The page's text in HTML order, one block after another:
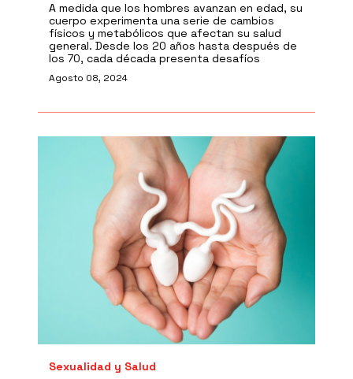
A medida que los hombres avanzan en edad, su
cuerpo experimenta una serie de cambios
físicos y metabólicos que afectan su salud
general. Desde los 20 años hasta después de
los 70, cada década presenta desafíos
Agosto 08, 2024
Sexualidad y Salud